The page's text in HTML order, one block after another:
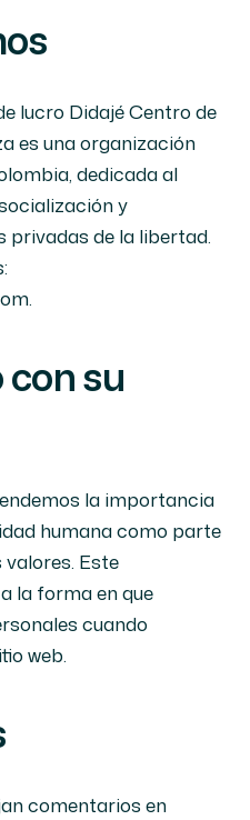
lucro Didajé Centro de
es una organización
dedicada al
y
privadas de la libertad.
su
la importancia
humana como parte
Este
la forma en que
cuando
web.
comentarios en